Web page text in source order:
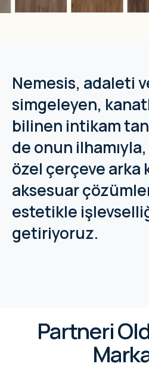
Nemesis, adaleti
simgeleyen,
bilinen intikam
de onun
özel çerçeve arka
aksesuar
estetikle
getiriyoruz.
Partneri